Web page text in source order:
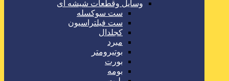
وسایل وقطعات شیشه ای
ست سوکسله
ست فیلتراسیون
کجلدال
مبرد
بوتیرومتر
بورت
بومه